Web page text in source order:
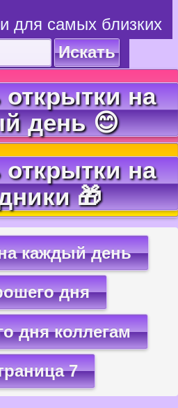
для самых близких
Искать
открытки на
день 😊
открытки на
🎁
каждый день
дня
дня коллегам
7